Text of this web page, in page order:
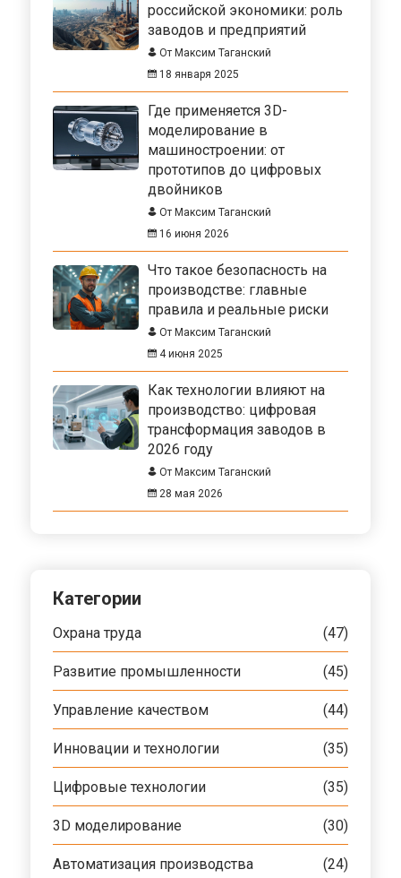
российской экономики: роль
заводов и предприятий
От Максим Таганский
18 января 2025
Где применяется 3D-
моделирование в
машиностроении: от
прототипов до цифровых
двойников
От Максим Таганский
16 июня 2026
Что такое безопасность на
производстве: главные
правила и реальные риски
От Максим Таганский
4 июня 2025
Как технологии влияют на
производство: цифровая
трансформация заводов в
2026 году
От Максим Таганский
28 мая 2026
Категории
Охрана труда (47)
Развитие промышленности (45)
Управление качеством (44)
Инновации и технологии (35)
Цифровые технологии (35)
3D моделирование (30)
Автоматизация производства (24)